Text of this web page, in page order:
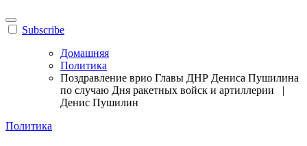
Subscribe
Домашняя
Политика
Поздравление врио Главы ДНР Дениса Пушилина
по случаю Дня ракетных войск и артиллерии |
Денис Пушилин
Политика